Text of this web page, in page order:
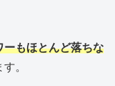
ーもほとんど落ちな
。